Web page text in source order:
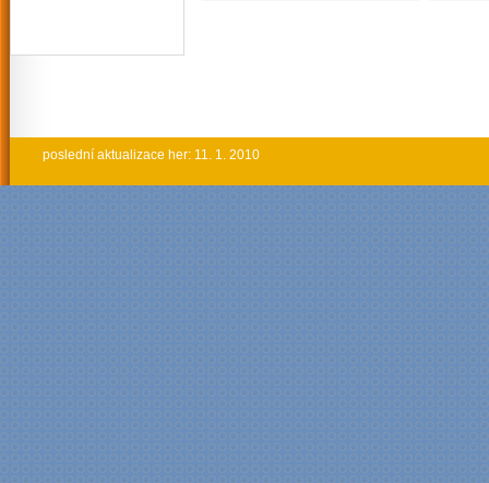
poslední aktualizace her: 11. 1. 2010